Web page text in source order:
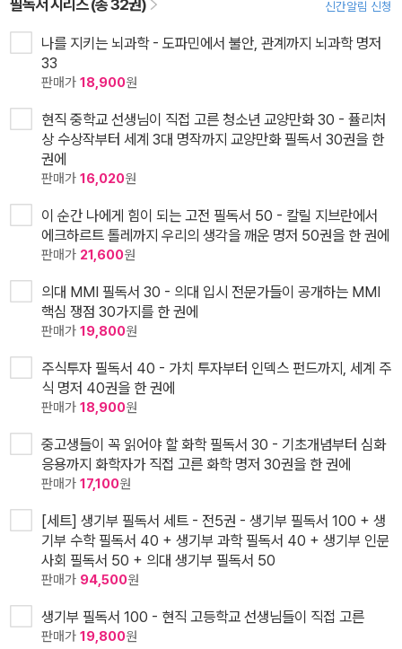
신간알림 신청
나를 지키는 뇌과학 - 도파민에서 불안, 관계까지 뇌과학 명저
33
판매가 18,900원
현직 중학교 선생님이 직접 고른 청소년 교양만화 30 - 퓰리처
상 수상작부터 세계 3대 명작까지 교양만화 필독서 30권을 한
권에
판매가 16,020원
이 순간 나에게 힘이 되는 고전 필독서 50 - 칼릴 지브란에서
에크하르트 톨레까지 우리의 생각을 깨운 명저 50권을 한 권에
판매가 21,600원
의대 MMI 필독서 30 - 의대 입시 전문가들이 공개하는 MMI
핵심 쟁점 30가지를 한 권에
판매가 19,800원
주식투자 필독서 40 - 가치 투자부터 인덱스 펀드까지, 세계 주
식 명저 40권을 한 권에
판매가 18,900원
중고생들이 꼭 읽어야 할 화학 필독서 30 - 기초개념부터 심화
응용까지 화학자가 직접 고른 화학 명저 30권을 한 권에
판매가 17,100원
[세트] 생기부 필독서 세트 - 전5권 - 생기부 필독서 100 + 생
기부 수학 필독서 40 + 생기부 과학 필독서 40 + 생기부 인문
사회 필독서 50 + 의대 생기부 필독서 50
판매가 94,500원
생기부 필독서 100 - 현직 고등학교 선생님들이 직접 고른
판매가 19,800원